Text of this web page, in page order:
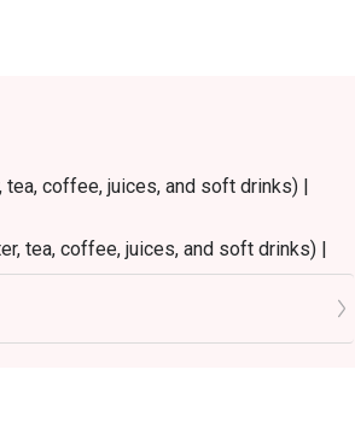
tea, coffee, juices, and soft drinks) |
tea, coffee, juices, and soft drinks) |
on Public holidays, special events